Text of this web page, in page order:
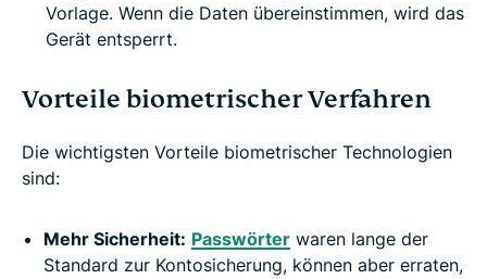
Vorlage. Wenn die Daten übereinstimmen, wird das
Gerät entsperrt.
Vorteile biometrischer Verfahren
Die wichtigsten Vorteile biometrischer Technologien
sind:
Mehr Sicherheit: Passwörter waren lange der
Standard zur Kontosicherung, können aber erraten,